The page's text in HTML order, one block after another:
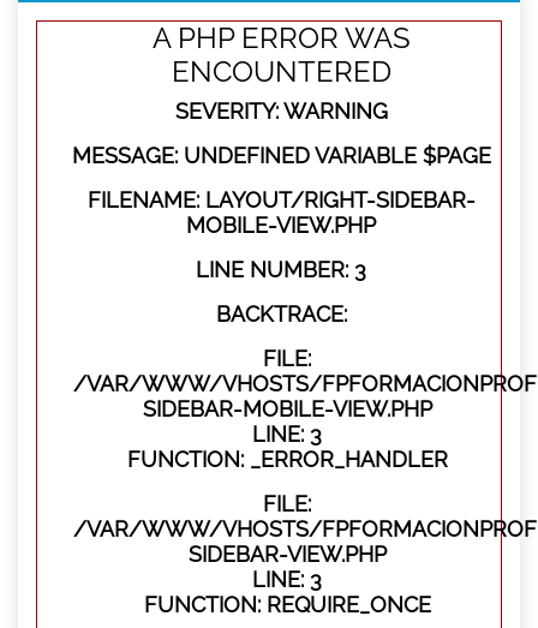
A PHP ERROR WAS
ENCOUNTERED
SEVERITY: WARNING
MESSAGE: UNDEFINED VARIABLE $PAGE
FILENAME: LAYOUT/RIGHT-SIDEBAR-
MOBILE-VIEW.PHP
LINE NUMBER: 3
BACKTRACE:
FILE:
/VAR/WWW/VHOSTS/
SIDEBAR-MOBILE-VIEW.PHP
LINE: 3
FUNCTION: _ERROR_HANDLER
FILE:
/VAR/WWW/VHOSTS/
SIDEBAR-VIEW.PHP
LINE: 3
FUNCTION: REQUIRE_ONCE